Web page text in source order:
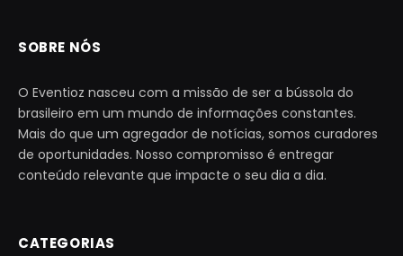
SOBRE NÓS
O Eventioz nasceu com a missão de ser a bússola do
brasileiro em um mundo de informações constantes.
Mais do que um agregador de notícias, somos curadores
de oportunidades. Nosso compromisso é entregar
conteúdo relevante que impacte o seu dia a dia.
CATEGORIAS